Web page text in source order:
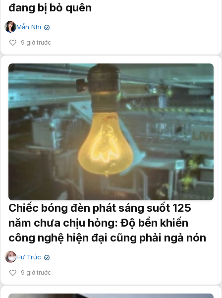
đang bị bỏ quên
Mẫn Nhi ✔
9 giờ trước
Chiếc bóng đèn phát sáng suốt 125
năm chưa chịu hỏng: Độ bền khiến
công nghệ hiện đại cũng phải ngả nón
Hư Trúc ✔
9 giờ trước